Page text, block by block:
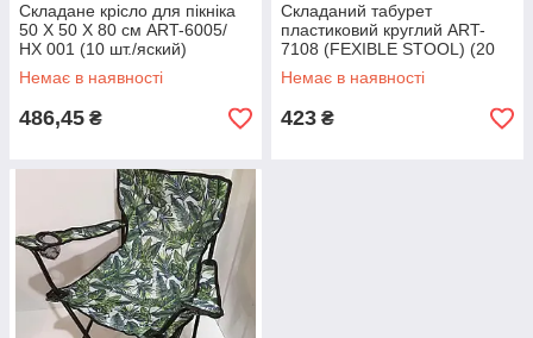
Складане крісло для пікніка
50 Х 50 Х 80 см ART-6005/
HX 001 (10 шт./яский)
Немає в наявності
486,45 ₴
Складаний табурет
пластиковий круглий ART-
7108 (FEXIBLE STOOL) (20
шт./ясть)
Немає в наявності
423 ₴